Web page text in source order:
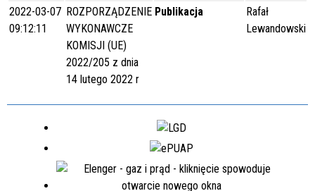
2022-03-07
09:12:11
ROZPORZĄDZENIE
WYKONAWCZE
KOMISJI (UE)
2022/205 z dnia
14 lutego 2022 r
Publikacja
Rafał
Lewandowski